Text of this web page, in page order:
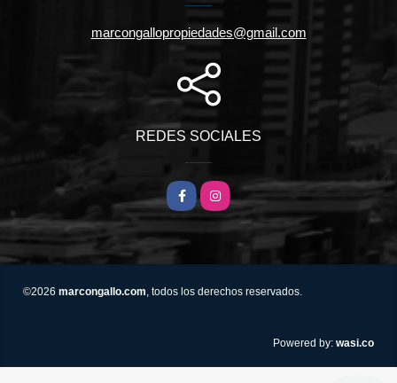
marcongallopropiedades@gmail.com
REDES SOCIALES
FacebookInstagram
©2026 marcongallo.com, todos los derechos reservados.
Powered by: wasi.co